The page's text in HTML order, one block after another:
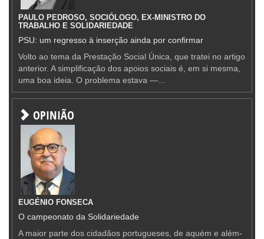
PAULO PEDROSO, SOCIÓLOGO, EX-MINISTRO DO
TRABALHO E SOLIDARIEDADE
PSU: um regresso à inserção ainda por confirmar
Volto ao tema da Prestação Social Única, que tratei no artigo
anterior. A simplificação dos apoios sociais é, em si mesma,
uma boa ideia. O problema estava —...
OPINIÃO
EUGÉNIO FONSECA
O campeonato da Solidariedade
A maior parte dos cidadãos portugueses, de aquém e além-